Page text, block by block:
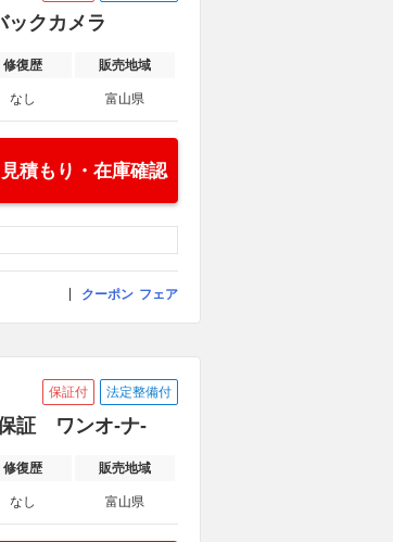
クカメラ
修復歴 販売地域
なし 富山県
見積もり・在庫確認
クーポン フェア
保証付 法定整備付
証 ワンオ-ナ-
修復歴 販売地域
なし 富山県